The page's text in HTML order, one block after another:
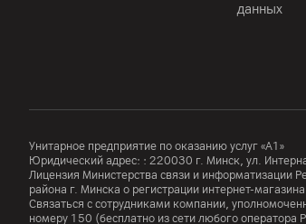
данных
Унитарное предприятие по оказанию услуг «А1»
Юридический адрес: : 220030 г. Минск, ул.
Лицензия Министерства связи и
района г. Минска о регистрации интернет-
Связаться с сотрудниками компании,
номеру 150 (бесплатно из сети любого оператора